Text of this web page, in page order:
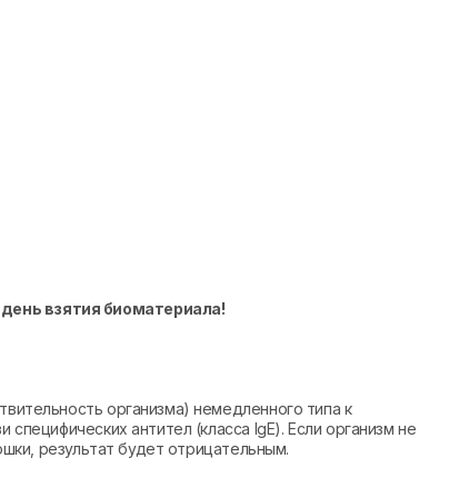
взятия биоматериала!
организма) немедленного типа к
антител (класса IgE). Если организм не
результат будет отрицательным.